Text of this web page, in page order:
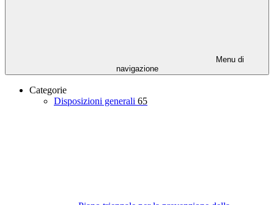
Menu di
navigazione
Categorie
Disposizioni generali 65